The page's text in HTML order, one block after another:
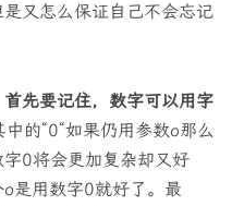
又怎么保证自己不会忘记
首先要记住，数字可以用字
的“0“如果仍用参数o那么
0将会更加复杂却又好
是用数字0就好了。最